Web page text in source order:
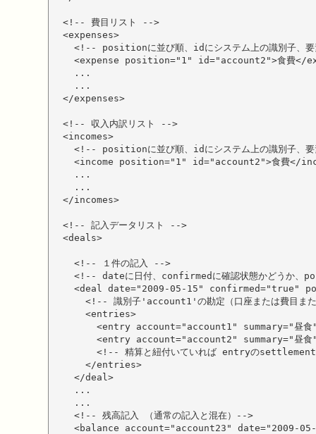
  <!-- 費目リスト -->
  <expenses>
<!-- positionに並び順、idにシステム上の識別子、要
<expense position="1" id="account2">食費</
    ...
    ...
  </expenses>
  <!-- 収入内訳リスト -->
  <incomes>
<!-- positionに並び順、idにシステム上の識別子、要
<income position="1" id="account2">食費</
    ...
    ...
  </incomes>
  <!-- 記入データリスト -->
  <deals>
    <!-- １件の記入 -->
<!-- dateに日付、confirmedに確認状態かどうか、
<deal date="2009-05-15" confirmed="true"
<!-- 識別子'account1'の勘定（口座または費目ま
      <entries>
<entry account="account1" summary="昼
<entry account="account2" summary="昼
<!-- 精算と紐付いていれば entryのsettlement
      </entries>
    </deal>
    ...
    ...
    <!-- 残高記入 （通常の記入と混在）-->
<balance account="account23" date="2009-